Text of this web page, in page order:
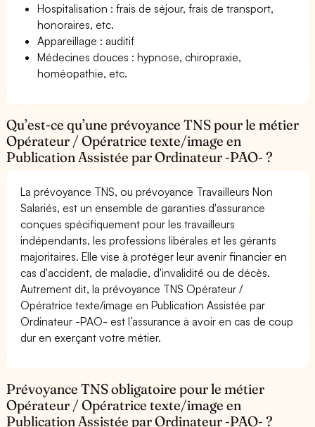
Hospitalisation : frais de séjour, frais de transport,
honoraires, etc.
Appareillage : auditif
Médecines douces : hypnose, chiropraxie,
homéopathie, etc.
Qu’est-ce qu’une prévoyance TNS pour le métier
Opérateur / Opératrice texte/image en
Publication Assistée par Ordinateur -PAO- ?
La prévoyance TNS, ou prévoyance Travailleurs Non
Salariés, est un ensemble de garanties d'assurance
conçues spécifiquement pour les travailleurs
indépendants, les professions libérales et les gérants
majoritaires. Elle vise à protéger leur avenir financier en
cas d'accident, de maladie, d'invalidité ou de décès.
Autrement dit, la prévoyance TNS Opérateur /
Opératrice texte/image en Publication Assistée par
Ordinateur -PAO- est l’assurance à avoir en cas de coup
dur en exerçant votre métier.
Prévoyance TNS obligatoire pour le métier
Opérateur / Opératrice texte/image en
Publication Assistée par Ordinateur -PAO- ?